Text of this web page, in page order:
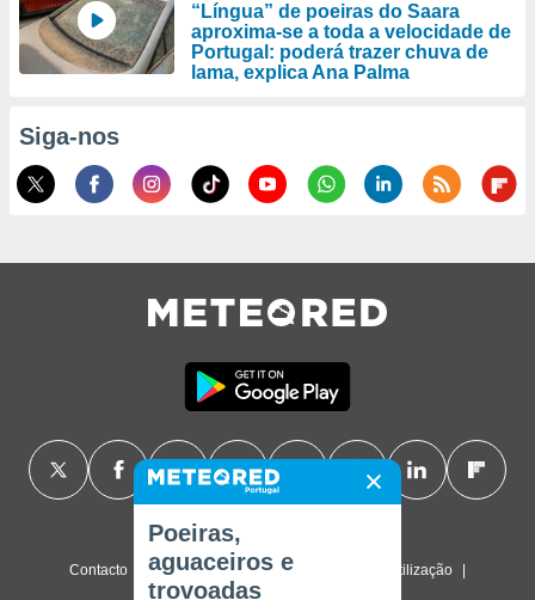
“Língua” de poeiras do Saara
aproxima-se a toda a velocidade de
Portugal: poderá trazer chuva de
lama, explica Ana Palma
Siga-nos
Contacto Sobre nós FAQ Termos de utilização
Poeiras,
aguaceiros e
trovoadas